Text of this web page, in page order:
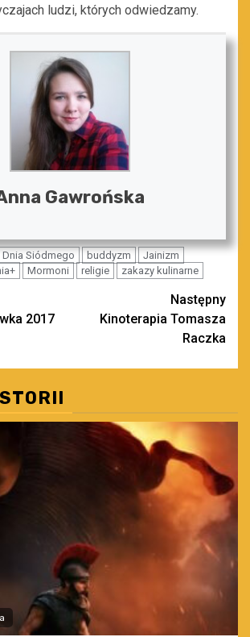
ludzi, których odwiedzamy.
Gawrońska
Siódmego buddyzm
Jainizm
Mormoni religie zakazy kulinarne
2017
Następny
Kinoterapia Tomasza
Raczka